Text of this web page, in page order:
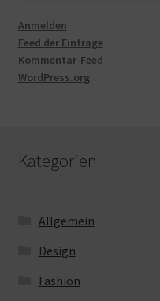
Anmelden
Feed der Einträge
Kommentar-Feed
WordPress.org
Kategorien
Allgemein
Design
Fashion